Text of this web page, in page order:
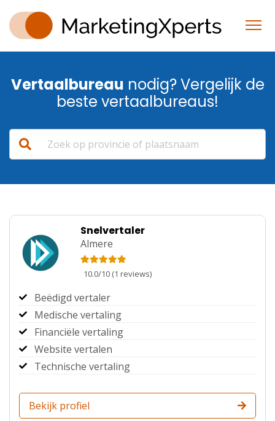
Vertaalbureau nodig? Vergelijk de
beste vertaalbureaus!
Snelvertaler
Almere
10.0/10 (1 reviews)
Beëdigd vertaler
Medische vertaling
Financiële vertaling
Website vertalen
Technische vertaling
Bekijk profiel